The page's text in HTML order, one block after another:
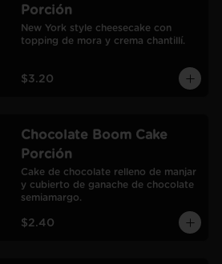
Porción
New York style cheesecake con
topping de mora y crema chantillí.
$3.20
Chocolate Boom Cake
Porción
Cake de chocolate relleno de manjar
y cubierto de ganache de chocolate
semiamargo.
$2.40